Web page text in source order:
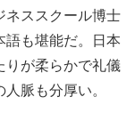
ネススクール博士
語も堪能だ。日本
りが柔らかで礼儀
脈も分厚い。